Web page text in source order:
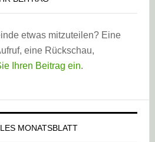
etwas mitzuteilen? Eine
eine Rückschau,
Ihren Beitrag ein.
MONATSBLATT